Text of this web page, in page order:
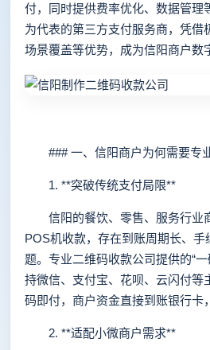
付，同时提供费率优化、数据管理
为代表的第三方支付服务商，凭借
场景覆盖等优势，成为信阳商户数
### 一、信阳商户为何需要专业
1. **突破传统支付局限**
信阳的餐饮、零售、服务行业
POS机收款，存在到账周期长、手
题。专业二维码收款公司提供的“
持微信、支付宝、花呗、云闪付等
码即付，商户资金直接到账银行卡
2. **适配小微商户需求**